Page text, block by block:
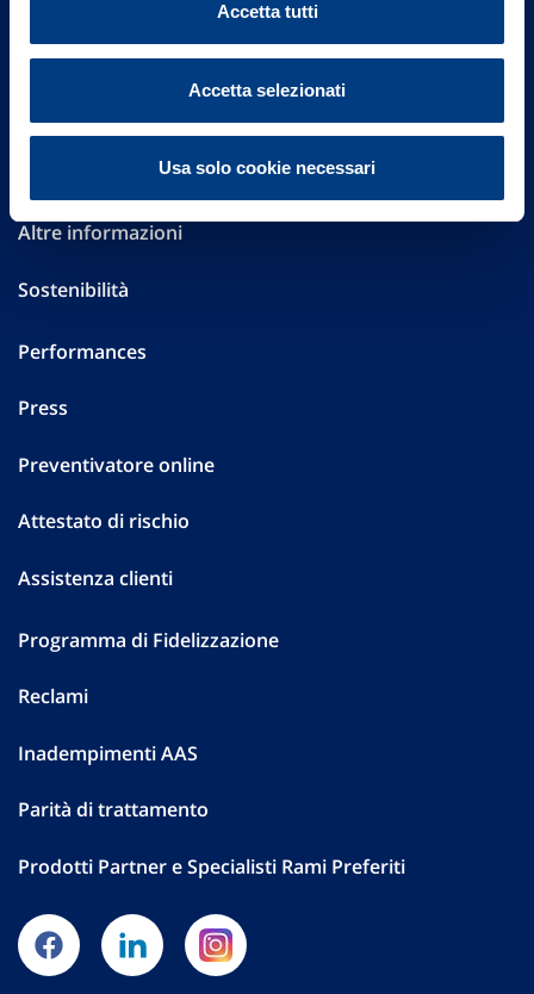
Accetta tutti
Accetta selezionati
Usa solo cookie necessari
FAQ
Governance
Investor Relations
Altre informazioni
Sostenibilità
Performances
Press
Preventivatore online
Attestato di rischio
Assistenza clienti
Programma di Fidelizzazione
Reclami
Inadempimenti AAS
Parità di trattamento
Prodotti Partner e Specialisti Rami Preferiti